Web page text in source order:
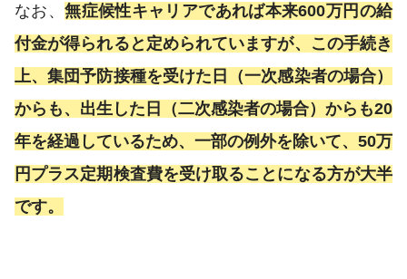
なお、無症候性キャリアであれば本来600万円の給
付金が得られると定められていますが、この手続き
上、集団予防接種を受けた日（一次感染者の場合）
からも、出生した日（二次感染者の場合）からも20
年を経過しているため、一部の例外を除いて、50万
円プラス定期検査費を受け取ることになる方が大半
です。